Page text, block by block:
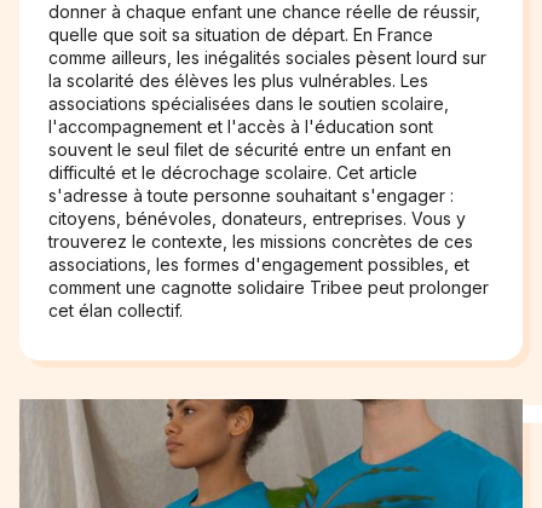
donner à chaque enfant une chance réelle de réussir,
quelle que soit sa situation de départ. En France
comme ailleurs, les inégalités sociales pèsent lourd sur
la scolarité des élèves les plus vulnérables. Les
associations spécialisées dans le soutien scolaire,
l'accompagnement et l'accès à l'éducation sont
souvent le seul filet de sécurité entre un enfant en
difficulté et le décrochage scolaire. Cet article
s'adresse à toute personne souhaitant s'engager :
citoyens, bénévoles, donateurs, entreprises. Vous y
trouverez le contexte, les missions concrètes de ces
associations, les formes d'engagement possibles, et
comment une cagnotte solidaire Tribee peut prolonger
cet élan collectif.